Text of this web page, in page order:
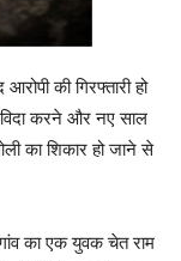
की गिरफ्तारी हो
करने और नए साल
का शिकार हो जाने से
का एक युवक चेत राम